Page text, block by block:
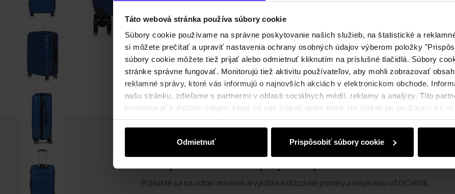
Táto webová stránka používa súbory cookie
Súbory cookie používame na správne poskytovanie našich služieb, na štatistické a
si môžete prečítať a upraviť nastavenia ochrany osobných údajov výberom položky
súbory cookie môžete tiež prijať alebo odmietnuť kliknutím na príslušné tlačidlá. Súbory
stránke správne fungovať. Monitorujú tiež aktivitu používateľov, aby mohli zobrazovať
reklamné správy, ktoré vás informujú o najnovších akciách v elektronickom obchode.
našu stránku, zdieľame s partnermi v oblasti sociálnych médií, reklamy a analýzy. Títo
kombinovať s ďalšími údajmi, ktoré od vás získali alebo ktoré ste získali pri používaní ich
Odmietnuť Prispôsobiť súbory cookie
Prihláste sa na odber noviniek a využite exkluzívne ponuky a inšpiráciu od OCHNIK.